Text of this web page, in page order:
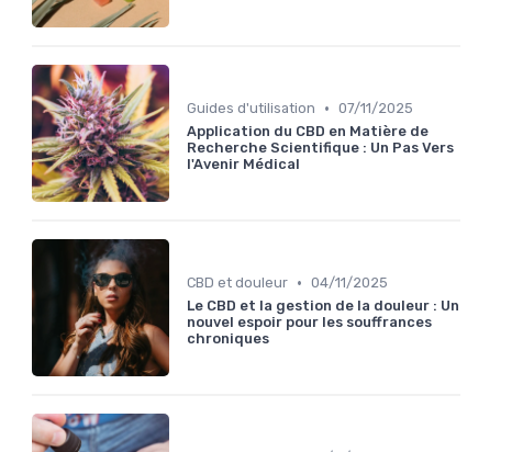
Guides d'utilisation • 07/11/2025
Application du CBD en Matière de
Recherche Scientifique : Un Pas Vers
l'Avenir Médical
CBD et douleur • 04/11/2025
Le CBD et la gestion de la douleur : Un
nouvel espoir pour les souffrances
chroniques